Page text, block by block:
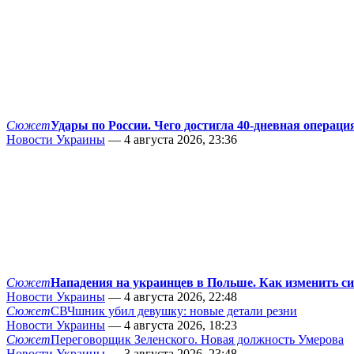
СюжетУдары по России. Чего достигла 40-дневная
Новости Украины — 4 августа 2026, 23:36
СюжетНападения на украинцев в Польше. Как изменить
Новости Украины — 4 августа 2026, 22:48
СюжетСВЧшник убил девушку: новые детали резни
Новости Украины — 4 августа 2026, 18:23
СюжетПереговорщик Зеленского. Новая должность Умерова